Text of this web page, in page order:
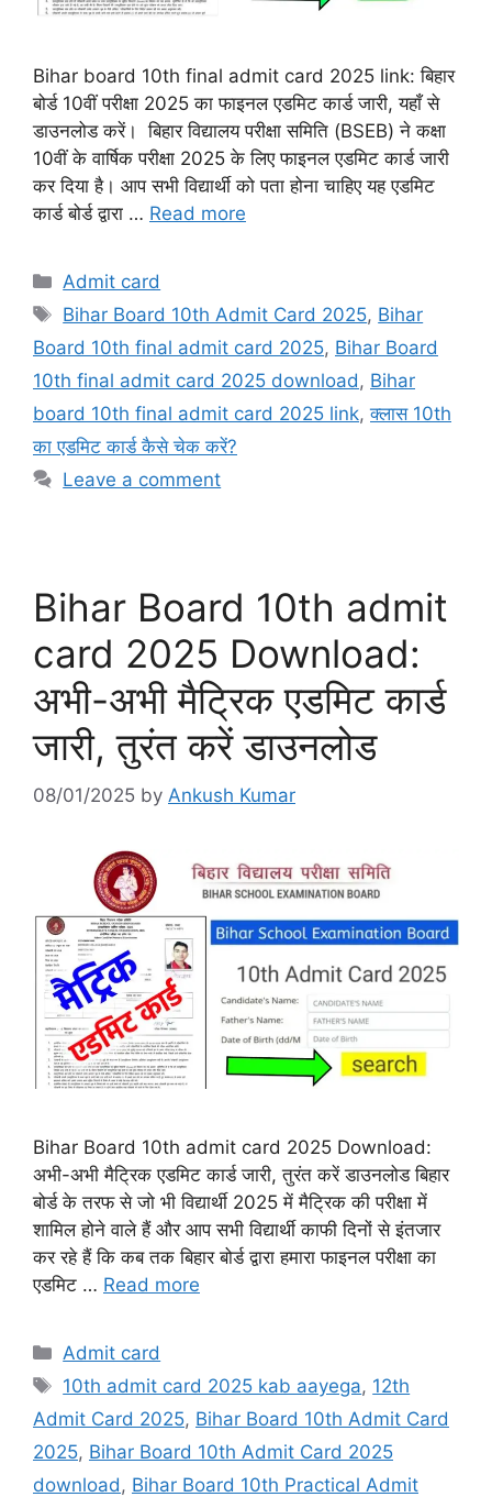
Bihar board 10th final admit card 2025 link: बिहार
बोर्ड 10वीं परीक्षा 2025 का फाइनल एडमिट कार्ड जारी, यहाँ से
डाउनलोड करें। बिहार विद्यालय परीक्षा समिति (BSEB) ने कक्षा
10वीं के वार्षिक परीक्षा 2025 के लिए फाइनल एडमिट कार्ड जारी
कर दिया है। आप सभी विद्यार्थी को पता होना चाहिए यह एडमिट
कार्ड बोर्ड द्वारा … Read more
Categories
Admit card
Tags
Bihar Board 10th Admit Card 2025, Bihar
Board 10th final admit card 2025, Bihar Board
10th final admit card 2025 download, Bihar
board 10th final admit card 2025 link,क्लास 10th
का एडमिट कार्ड कैसे चेक करें?
Leave a comment
Bihar Board 10th admit
card 2025 Download:
अभी-अभी मैट्रिक एडमिट कार्ड
जारी, तुरंत करें डाउनलोड
08/01/2025 by Ankush Kumar
Bihar Board 10th admit card 2025 Download:
अभी-अभी मैट्रिक एडमिट कार्ड जारी, तुरंत करें डाउनलोड बिहार
बोर्ड के तरफ से जो भी विद्यार्थी 2025 में मैट्रिक की परीक्षा में
शामिल होने वाले हैं और आप सभी विद्यार्थी काफी दिनों से इंतजार
कर रहे हैं कि कब तक बिहार बोर्ड द्वारा हमारा फाइनल परीक्षा का
एडमिट … Read more
Categories
Admit card
Tags
10th admit card 2025 kab aayega, 12th
Admit Card 2025, Bihar Board 10th Admit Card
2025, Bihar Board 10th Admit Card 2025
download , Bihar Board 10th Practical Admit